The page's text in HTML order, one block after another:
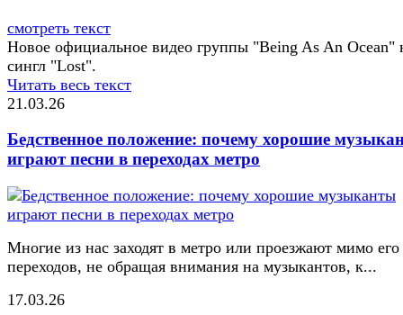
смотреть текст
Новое официальное видео группы "Being As An Ocean"
сингл "Lost".
Читать весь текст
21.03.26
Бедственное положение: почему хорошие
играют песни в переходах метро
Многие из нас заходят в метро или проезжают мимо его
переходов, не обращая внимания на музыкантов, к...
17.03.26